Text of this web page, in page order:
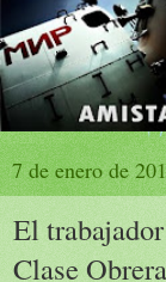
7 de enero de
El
Clase Obrera